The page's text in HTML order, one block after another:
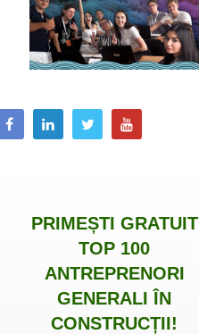
PRIMEȘTI GRATUIT
TOP 100
ANTREPRENORI
GENERALI ÎN
CONSTRUCȚII!